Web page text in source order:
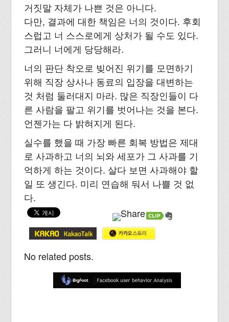
거짓말 자체가 나쁜 것은 아니다.
다만, 결과에 대한 책임은 너의 것이다. 후회
스럽고 너 스스로에게 상처가 될 수도 있다.
그러니 너에게 당당해라.
너의 판단 착오로 빚어진 위기를 모면하기
위해 직장 상사나 동료의 입장을 대변하는
것 처럼 둘러대지 마라. 많은 직장인들이 다
른 사람을 팔고 위기를 벗어나는 것을 본다.
언젠가는 다 밝혀지게 된다.
실수를 했을 때 가장 빠른 회복 방법은 제대
로 사과하고 너의 뇌와 세포가 그 사과를 기
억하게 하는 것이다. 살다 보면 사과해야 할
일 또 생긴다. 미리 연습해 둬서 나쁠 것 없
다.
No related posts.